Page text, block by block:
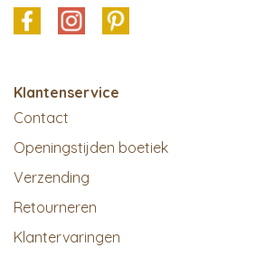
Klantenservice
Contact
Openingstijden boetiek
Verzending
Retourneren
Klantervaringen